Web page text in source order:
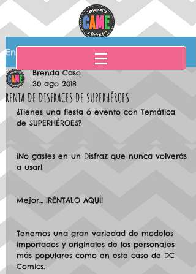
Entrada
RENTA DE DISFRACES DE SUPERHÉROES
Brenda Caso
30 ago 2018
¿Tienes una fiesta ó evento con Temática
de SUPERHÉROES?
¡No gastes en un Disfraz que nunca volverás
a usar!
Mejor... ¡RÉNTALO AQUÍ!
Tenemos una gran variedad de modelos
importados y originales de los personajes
más populares como en este caso de DC
Comics.